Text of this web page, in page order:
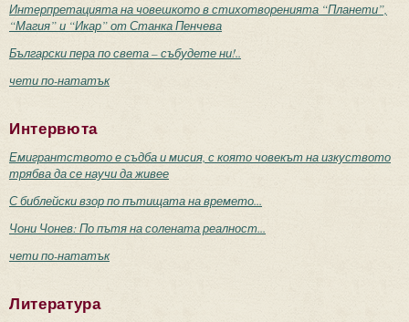
Интерпретацията на човешкото в стихотворенията “Планети”,
“Магия” и “Икар” от Станка Пенчева
Български пера по света – събудете ни!..
чети по-нататък
Интервюта
Емигрантството е съдба и мисия, с която човекът на изкуството
трябва да се научи да живее
С библейски взор по пътищата на времето...
Чони Чонев: По пътя на солената реалност...
чети по-нататък
Литература